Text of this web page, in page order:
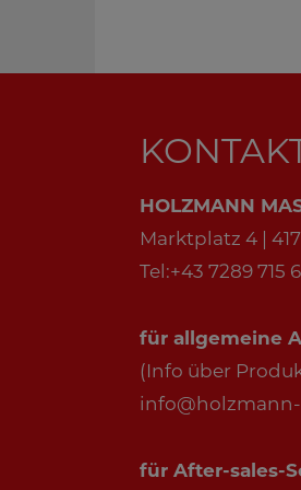
HOLZMANN
Marktplatz 4 |
Tel:+43 7289 715
für allgemeine
(Info über
für After-sales-